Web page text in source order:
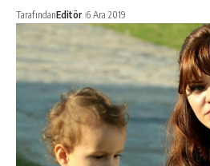
TarafındanEditör 6 Ara 2019